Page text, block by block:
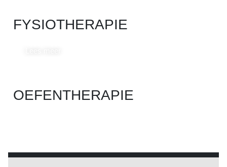
FYSIOTHERAPIE
OEFENTHERAPIE